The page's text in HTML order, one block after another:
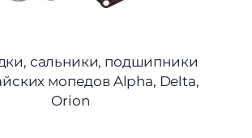
сальники, подшипники
мопедов Alpha, Delta,
Orion